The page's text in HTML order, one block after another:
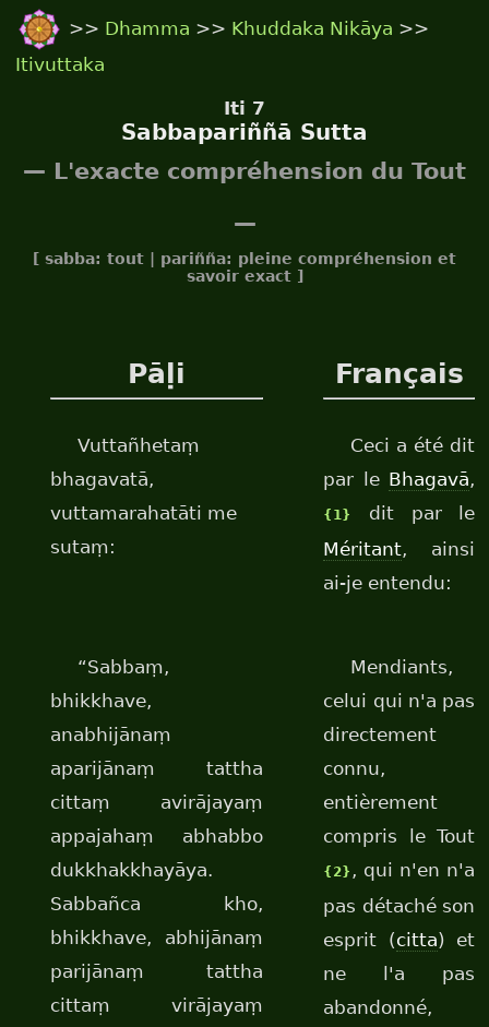
>> Dhamma >> Khuddaka Nikāya >>
Itivuttaka
Iti 7
Sabbapariññā Sutta
— L'exacte compréhension du Tout
—
[ sabba: tout | pariñña: pleine compréhension et
savoir exact ]
Pāḷi
Vuttañhetaṃ
bhagavatā,
vuttamarahatāti me
sutaṃ:
Français
Ceci a été dit
par le Bhagavā,
{1}
dit par le
Méritant, ainsi
ai-je entendu:
“Sabbaṃ,
bhikkhave,
anabhijānaṃ
aparijānaṃ tattha
cittaṃ avirājayaṃ
appajahaṃ abhabbo
dukkhakkhayāya.
Sabbañca kho,
bhikkhave, abhijānaṃ
parijānaṃ tattha
cittaṃ virājayaṃ
Mendiants,
celui qui n'a pas
directement
connu,
entièrement
compris le Tout
{2} , qui n'en n'a
pas détaché son
esprit (citta) et
ne l'a pas
abandonné,